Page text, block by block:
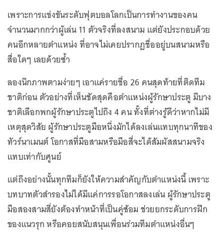
เพราะการแข่งขันระดับฟุตบอลโลกเป็นการทำงานของคน
จำนวนมากกว่าผู้เล่น 11 ตัวจริงที่ลงสนาม แต่ยังประกอบด้วย
คนอีกหลายตำแหน่ง ที่อาจไม่เคยปรากฏชื่ออยู่บนสนามหรือ
สื่อใดๆ เลยด้วยซ้ำ
ลองนึกภาพตามง่ายๆ เอาแค่รายชื่อ 26 คนสุดท้ายที่ติดทีม
ชาติก่อน ตัวอย่างที่เห็นชัดสุดคือตำแหน่งผู้รักษาประตู มีบาง
ชาติเลือกพกผู้รักษาประตูไปถึง 4 คน ทั้งที่ต่างรู้ดีว่าหากไม่มี
เหตุสุดวิสัย ผู้รักษาประตูมือหนึ่งมักได้ลงเล่นแทบทุกนาทีของ
ทัวร์นาเมนต์ โอกาสที่มือสามหรือมือสี่จะได้สัมผัสสนามจริง
แทบเท่ากับศูนย์
แต่ถึงอย่างนั้นทุกทีมก็ยังให้ความสำคัญกับตำแหน่งนี้ เพราะ
บทบาทตัวสำรองไม่ได้มีแค่การรอโอกาสลงเล่น ผู้รักษาประตู
มือสองสามสี่ยังต้องทำหน้าที่เป็นคู่ซ้อม ช่วยยกระดับการฝึก
ของแนวรุก หรือคอยสนับสนุนเพื่อนร่วมทีมตำแหน่งอื่นๆ